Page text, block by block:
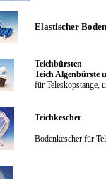
Elastischer
Teichbürsten
Teich Algenbürste
für Teleskopstange,
Teichkescher
Bodenkescher für